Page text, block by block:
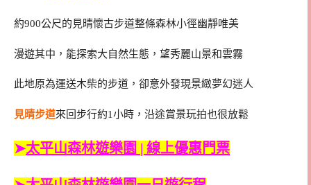
約900公尺的見晴懷古步道整條森林小徑幽靜唯美
漫遊其中，能探索大自然生態，望秀麗山景和雲霧
此地原為運送木柴的步道，卻意外發現景緻夢幻迷人
見晴步道來回步行約1小時，沿途賞景玩拍也很放鬆
➤太平山森林遊樂園 | 線上優惠門票